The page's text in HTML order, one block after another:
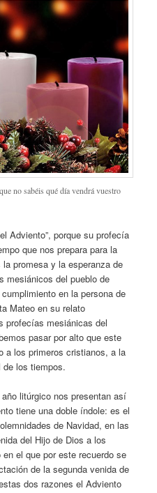
no sabéis qué día vendrá vuestro
Adviento”, porque su profecía
que nos prepara para la
promesa y la esperanza de
mesiánicos del pueblo de
en la persona de
Mateo en su relato
profecías mesiánicas del
pasar por alto que este
a los primeros cristianos, a la
los tiempos.
litúrgico nos presentan así
tiene una doble índole: es el
de Navidad, en las
del Hijo de Dios a los
el que por este recuerdo se
de la segunda venida de
dos razones el Adviento